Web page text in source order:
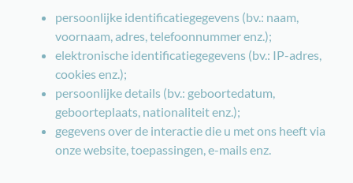
persoonlijke identificatiegegevens (bv.: naam,
voornaam, adres, telefoonnummer enz.);
elektronische identificatiegegevens (bv.: IP-adres,
cookies enz.);
persoonlijke details (bv.: geboortedatum,
geboorteplaats, nationaliteit enz.);
gegevens over de interactie die u met ons heeft via
onze website, toepassingen, e-mails enz.